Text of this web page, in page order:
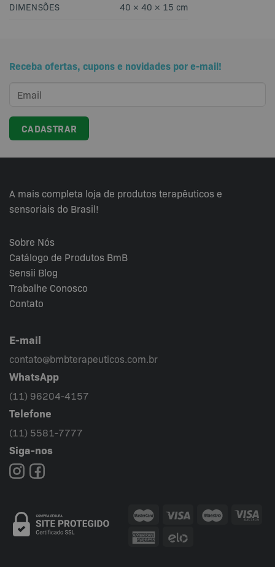
DIMENSÕES 40 × 40 × 15 cm
Receba ofertas, cupons e novidades por e-mail!
A mais completa loja de produtos terapêuticos e
sensoriais do Brasil!
Sobre Nós
Catálogo de Produtos BmB
Sensii Blog
Trabalhe Conosco
Contato
E-mail
contato@bmbterapeuticos.com.br
WhatsApp
(11) 96204-4157
Telefone
(11) 5581-7777
Siga-nos